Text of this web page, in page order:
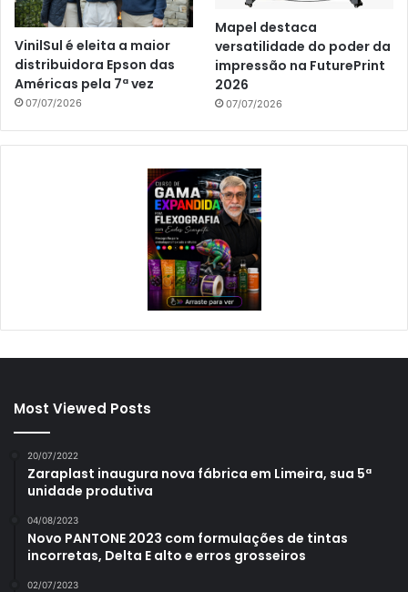
VinilSul é eleita a maior
distribuidora Epson das
Américas pela 7ª vez
07/07/2026
Mapel destaca
versatilidade do poder da
impressão na FuturePrint
2026
07/07/2026
Most Viewed Posts
20/07/2022
Zaraplast inaugura nova fábrica em Limeira, sua 5ª
unidade produtiva
04/08/2023
Novo PANTONE 2023 com formulações de tintas
incorretas, Delta E alto e erros grosseiros
02/07/2023